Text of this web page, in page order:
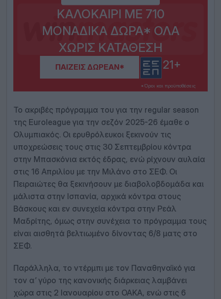
ΚΑΛΟΚΑΊΡΙ ΜΕ 710
ΜΟΝΑΔΙΚΆ ΔΏΡΑ* ΌΛΑ
ΧΩΡΊΣ ΚΑΤΆΘΕΣΗ
ΠΑΊΖΕΙΣ ΔΩΡΕΆΝ* 21+
*Όροι και προϋποθέσεις
Το ακριβές πρόγραμμα του για την regular season
της Euroleague για την σεζόν 2025-26 έμαθε ο
Ολυμπιακός. Οι ερυθρόλευκοι ξεκινούν τις
υποχρεώσεις τους στις 30 Σεπτεμβρίου κόντρα
στην Μπασκόνια εκτός έδρας, ενώ ρίχνουν αυλαία
στις 16 Απριλίου με την Μιλάνο στο ΣΕΦ. Οι
Πειραιώτες θα ξεκινήσουν με διαβολοβδομάδα και
μάλιστα στην Ισπανία, αρχικά κόντρα στους
Βάσκους και εν συνεχεία κόντρα στην Ρεάλ
Μαδρίτης, όμως στην συνέχεια το πρόγραμμα τους
είναι αισθητά βελτιωμένο δίνοντας 6/8 ματς στο
ΣΕΦ.
Παράλληλα, το ντέρμπι με τον Παναθηναϊκό για
τον α’ γύρο της κανονικής διάρκειας λαμβάνει
χώρα στις 2 Ιανουαρίου στο ΟΑΚΑ, ενώ στις 6